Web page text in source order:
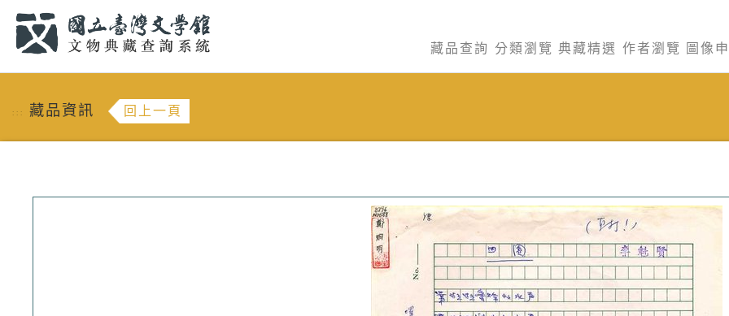
藏品查詢 分類瀏覽 典藏精選 作者瀏覽 圖像
::: 藏品資訊 回上一頁